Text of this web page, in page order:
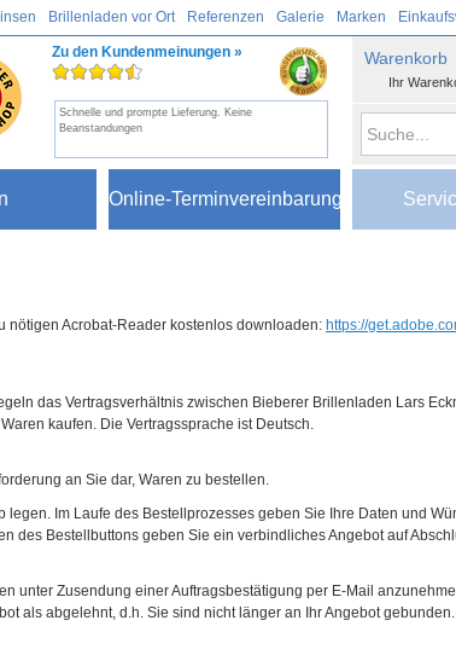
Brillenladen vor Ort Referenzen Galerie Marken
Zu den Kundenmeinungen »
Schnelle und prompte Lieferung. Keine
Beanstandungen
Warenkorb
Ihr
Online-Terminvereinbarung
nötigen Acrobat-Reader kostenlos downloaden: https://
das Vertragsverhältnis zwischen Bieberer Brillenladen Lars
kaufen. Die Vertragssprache ist Deutsch.
an Sie dar, Waren zu bestellen.
Im Laufe des Bestellprozesses geben Sie Ihre Daten und
des Bestellbuttons geben Sie ein verbindliches Angebot auf
unter Zusendung einer Auftragsbestätigung per E-Mail
als abgelehnt, d.h. Sie sind nicht länger an Ihr Angebot gebunden.